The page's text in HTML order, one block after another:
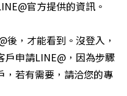
官方提供的資訊。
後，才能看到。沒登入，
戶申請LINE@，因為步驟
，若有需要，請洽您的專